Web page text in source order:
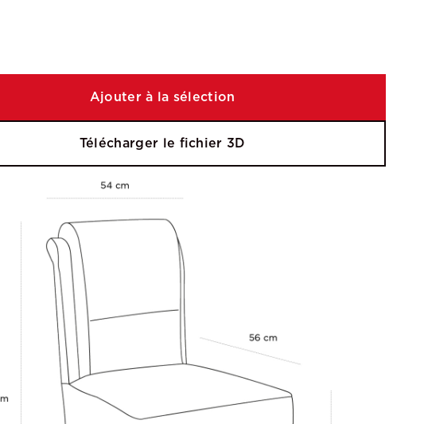
Ajouter à la sélection
Télécharger le fichier 3D